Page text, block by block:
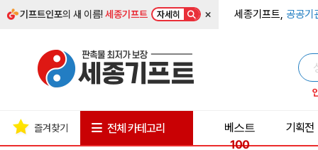
기프트인포의 새 이름!세종기프트 자세히 × 세종기프트, 공공기
즐겨찾기 전체 카테고리
베스트
100
기획전